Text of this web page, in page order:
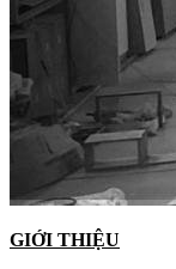
GIỚI THIỆU